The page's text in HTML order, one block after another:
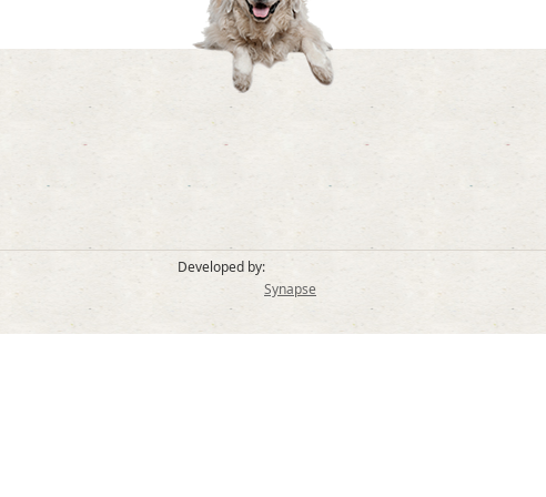
Developed by:
Synapse